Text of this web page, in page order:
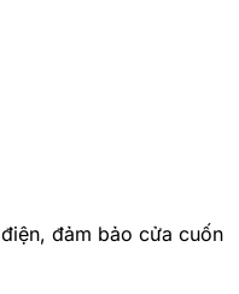
đảm bảo cửa cuốn